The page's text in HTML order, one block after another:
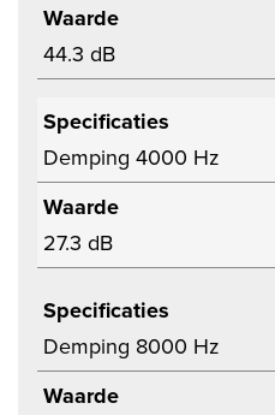
Waarde
44.3 dB
Specificaties
Demping 4000 Hz
Waarde
27.3 dB
Specificaties
Demping 8000 Hz
Waarde